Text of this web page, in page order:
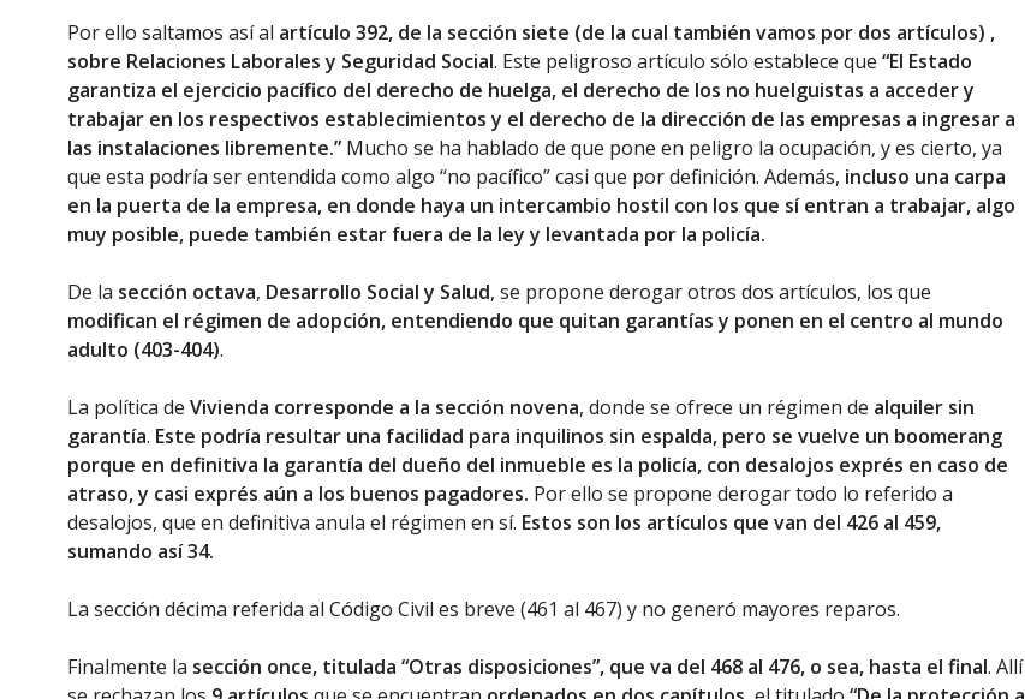
Por ello saltamos así al artículo 392, de la sección siete (de la cual también vamos por dos artículos) ,
sobre Relaciones Laborales y Seguridad Social. Este peligroso artículo sólo establece que “El Estado
garantiza el ejercicio pacífico del derecho de huelga, el derecho de los no huelguistas a acceder y
trabajar en los respectivos establecimientos y el derecho de la dirección de las empresas a ingresar a
las instalaciones libremente.” Mucho se ha hablado de que pone en peligro la ocupación, y es cierto, ya
que esta podría ser entendida como algo “no pacífico” casi que por definición. Además, incluso una carpa
en la puerta de la empresa, en donde haya un intercambio hostil con los que sí entran a trabajar, algo
muy posible, puede también estar fuera de la ley y levantada por la policía.
De la sección octava, Desarrollo Social y Salud, se propone derogar otros dos artículos, los que
modifican el régimen de adopción, entendiendo que quitan garantías y ponen en el centro al mundo
adulto (403-404).
La política de Vivienda corresponde a la sección novena, donde se ofrece un régimen de alquiler sin
garantía. Este podría resultar una facilidad para inquilinos sin espalda, pero se vuelve un boomerang
porque en definitiva la garantía del dueño del inmueble es la policía, con desalojos exprés en caso de
atraso, y casi exprés aún a los buenos pagadores. Por ello se propone derogar todo lo referido a
desalojos, que en definitiva anula el régimen en sí. Estos son los artículos que van del 426 al 459,
sumando así 34.
La sección décima referida al Código Civil es breve (461 al 467) y no generó mayores reparos.
Finalmente la sección once, titulada “Otras disposiciones”, que va del 468 al 476, o sea, hasta el final. Allí